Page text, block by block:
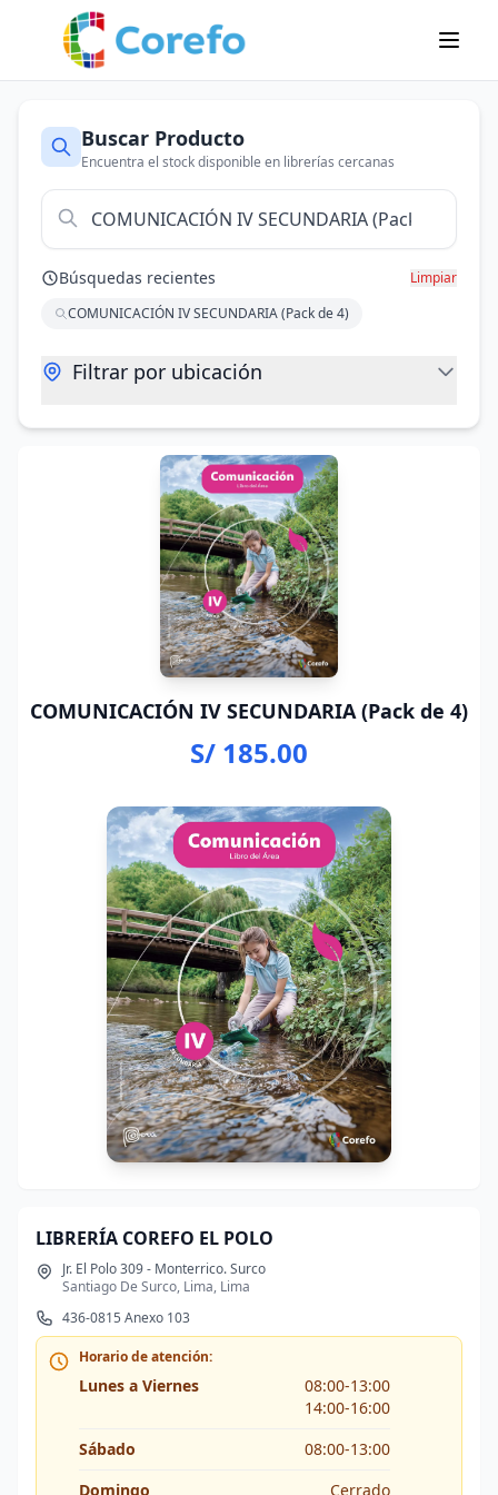
Buscar Producto
Encuentra el stock disponible en librerías cercanas
Búsquedas recientes
Limpiar
COMUNICACIÓN IV SECUNDARIA (Pack de 4)
Filtrar por ubicación
COMUNICACIÓN IV SECUNDARIA (Pack de 4)
S/ 185.00
LIBRERÍA COREFO EL POLO
Jr. El Polo 309 - Monterrico. Surco
Santiago De Surco, Lima, Lima
436-0815 Anexo 103
Horario de atención:
Lunes a Viernes
08:00-13:00
14:00-16:00
Sábado
08:00-13:00
Domingo
Cerrado